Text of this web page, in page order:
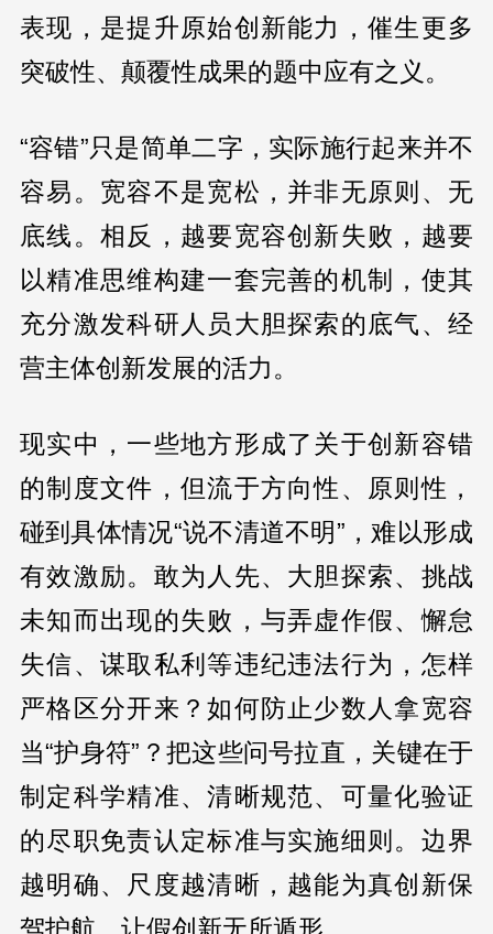
表现，是提升原始创新能力，催生更多
突破性、颠覆性成果的题中应有之义。
“容错”只是简单二字，实际施行起来并不
容易。宽容不是宽松，并非无原则、无
底线。相反，越要宽容创新失败，越要
以精准思维构建一套完善的机制，使其
充分激发科研人员大胆探索的底气、经
营主体创新发展的活力。
现实中，一些地方形成了关于创新容错
的制度文件，但流于方向性、原则性，
碰到具体情况“说不清道不明”，难以形成
有效激励。敢为人先、大胆探索、挑战
未知而出现的失败，与弄虚作假、懈怠
失信、谋取私利等违纪违法行为，怎样
严格区分开来？如何防止少数人拿宽容
当“护身符”？把这些问号拉直，关键在于
制定科学精准、清晰规范、可量化验证
的尽职免责认定标准与实施细则。边界
越明确、尺度越清晰，越能为真创新保
驾护航、让假创新无所遁形。